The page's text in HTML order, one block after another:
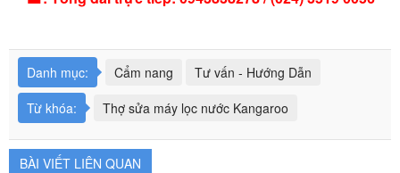
Danh mục: Cẩm nang
Tư vấn - Hướng Dẫn
Từ khóa:
Thợ sửa máy lọc nước Kangaroo
BÀI VIẾT LIÊN QUAN